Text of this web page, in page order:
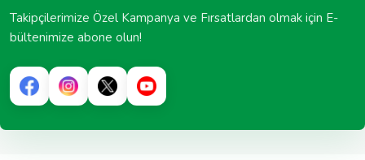
Takipçilerimize Özel Kampanya ve Fırsatlardan olmak için E-
bültenimize abone olun!